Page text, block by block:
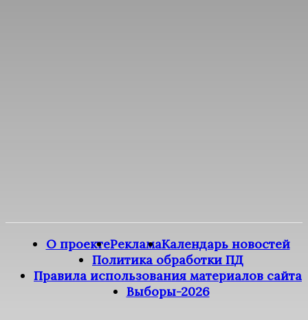
О проектеРекламаКалендарь новостей
Политика обработки ПД
Правила использования материалов сайта
Выборы-2026